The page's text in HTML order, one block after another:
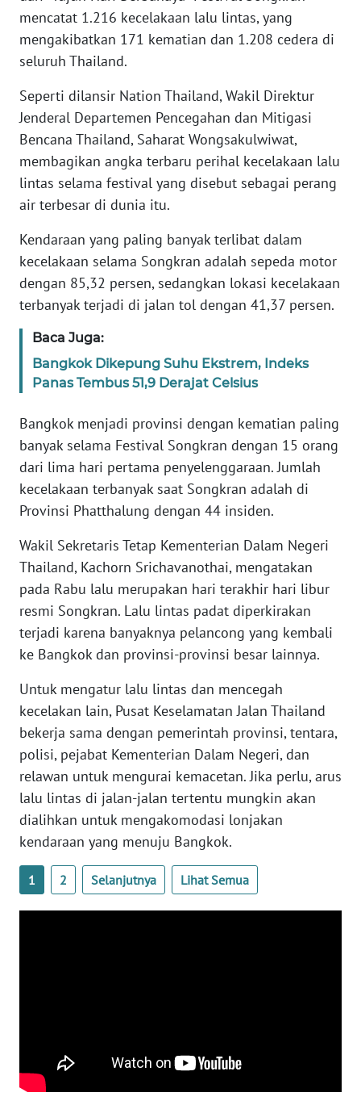
mencatat 1.216 kecelakaan lalu lintas, yang
mengakibatkan 171 kematian dan 1.208 cedera di
seluruh Thailand.
Seperti dilansir Nation Thailand, Wakil Direktur
Jenderal Departemen Pencegahan dan Mitigasi
Bencana Thailand, Saharat Wongsakulwiwat,
membagikan angka terbaru perihal kecelakaan lalu
lintas selama festival yang disebut sebagai perang
air terbesar di dunia itu.
Kendaraan yang paling banyak terlibat dalam
kecelakaan selama Songkran adalah sepeda motor
dengan 85,32 persen, sedangkan lokasi kecelakaan
terbanyak terjadi di jalan tol dengan 41,37 persen.
Baca Juga:
Bangkok Dikepung Suhu Ekstrem, Indeks
Panas Tembus 51,9 Derajat Celsius
Bangkok menjadi provinsi dengan kematian paling
banyak selama Festival Songkran dengan 15 orang
dari lima hari pertama penyelenggaraan. Jumlah
kecelakaan terbanyak saat Songkran adalah di
Provinsi Phatthalung dengan 44 insiden.
Wakil Sekretaris Tetap Kementerian Dalam Negeri
Thailand, Kachorn Srichavanothai, mengatakan
pada Rabu lalu merupakan hari terakhir hari libur
resmi Songkran. Lalu lintas padat diperkirakan
terjadi karena banyaknya pelancong yang kembali
ke Bangkok dan provinsi-provinsi besar lainnya.
Untuk mengatur lalu lintas dan mencegah
kecelakan lain, Pusat Keselamatan Jalan Thailand
bekerja sama dengan pemerintah provinsi, tentara,
polisi, pejabat Kementerian Dalam Negeri, dan
relawan untuk mengurai kemacetan. Jika perlu, arus
lalu lintas di jalan-jalan tertentu mungkin akan
dialihkan untuk mengakomodasi lonjakan
kendaraan yang menuju Bangkok.
1 2 Selanjutnya Lihat Semua
REDAKSI
KARIR
DISCLAIMER
News
Regional
SUMUT
WN
JAKARTA
WN
JABAR
BANTEN
WN
KEPRI
WN
PAPUA
WN
PAPUA
WN
RIAU
WN
SERAMBI
WN
WN
SULTRA
WN
SULBAR